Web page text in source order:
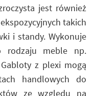
jest również
takich
i standy. Wykonuje
rodzaju meble np.
z plexi mogą
handlowych do
ze względu na